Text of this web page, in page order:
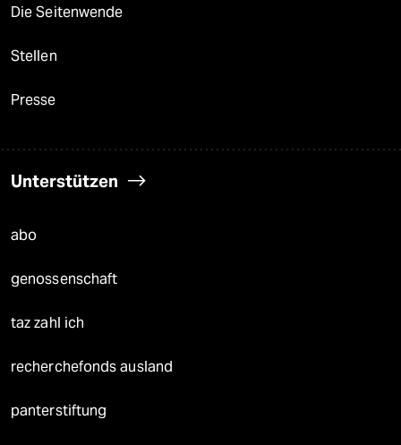
Die Seitenwende
Stellen
Presse
Unterstützen
abo
genossenschaft
taz zahl ich
recherchefonds ausland
panterstiftung